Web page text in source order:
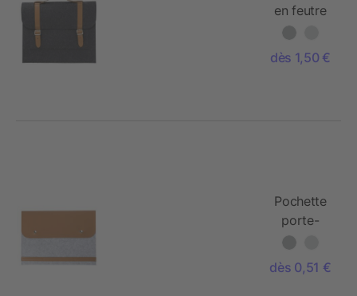
en feutre
Rpet
Amelia
dès 1,50 €
Pochette
porte-
ordinateur
en feutre
Rpet
dès 0,51 €